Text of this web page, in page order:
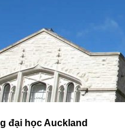
đại học Auckland